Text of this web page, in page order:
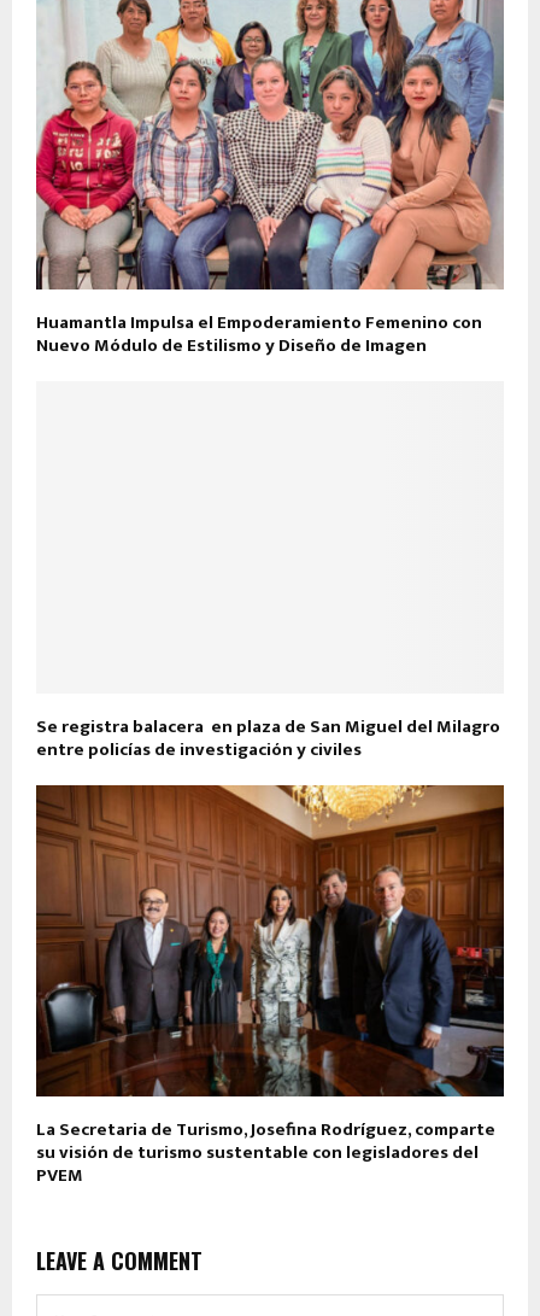
Huamantla Impulsa el Empoderamiento Femenino con
Nuevo Módulo de Estilismo y Diseño de Imagen
Se registra balacera en plaza de San Miguel del Milagro
entre policías de investigación y civiles
La Secretaria de Turismo, Josefina Rodríguez, comparte
su visión de turismo sustentable con legisladores del
PVEM
LEAVE A COMMENT